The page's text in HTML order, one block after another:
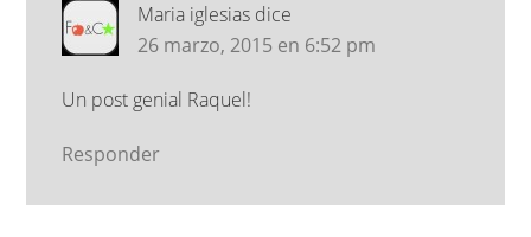
Maria iglesias dice
26 marzo, 2015 en 6:52 pm
Un post genial Raquel!
Responder